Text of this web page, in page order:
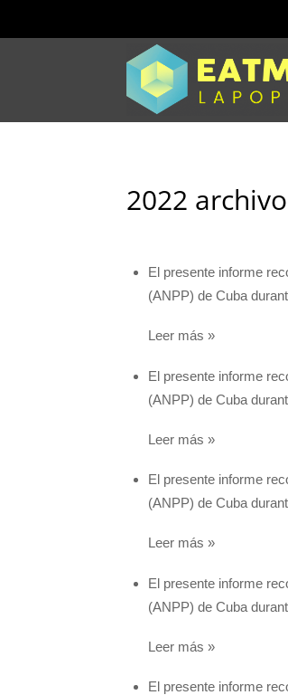
2022
El presente informe
(ANPP) de Cuba
Leer más »
El presente informe
(ANPP) de Cuba
Leer más »
El presente informe
(ANPP) de Cuba
Leer más »
El presente informe
(ANPP) de Cuba
Leer más »
El presente informe